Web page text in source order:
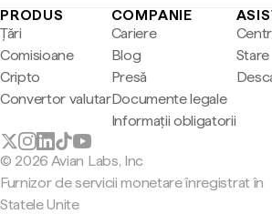
PRODUS
Țări
Comisioane
Cripto
Convertor valutar
COMPANIE
Cariere
Blog
Presă
Documente legale
Informații obligatorii
Stare
© 2026 Avian Labs, Inc
Furnizor de servicii monetare înregistrat în
Statele Unite